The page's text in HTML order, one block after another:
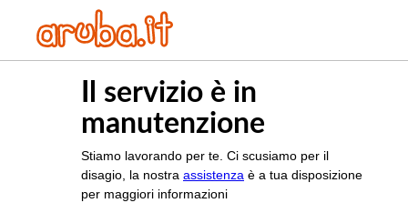
Il servizio è in
manutenzione
Stiamo lavorando per te. Ci scusiamo per il
disagio, la nostra assistenza è a tua disposizione
per maggiori informazioni